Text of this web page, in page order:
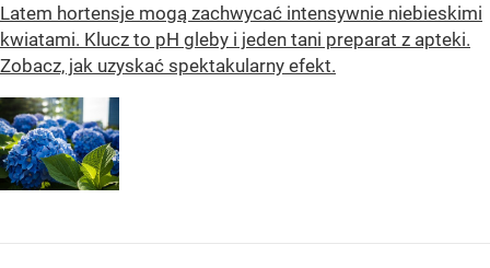
Latem hortensje mogą zachwycać intensywnie niebieskimi
kwiatami. Klucz to pH gleby i jeden tani preparat z apteki.
Zobacz, jak uzyskać spektakularny efekt.